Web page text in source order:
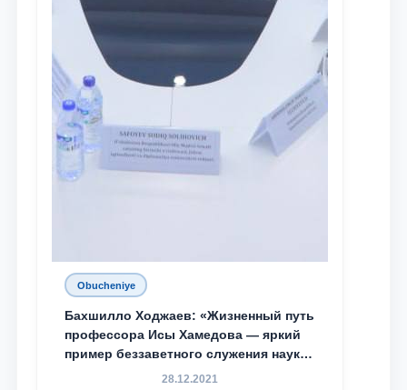
Obucheniye
Бахшилло Ходжаев: «Жизненный путь
профессора Исы Хамедова — яркий
пример беззаветного служения науке,
Родине и воспитанию молодого
28.12.2021